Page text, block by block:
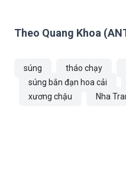
Theo Quang Khoa